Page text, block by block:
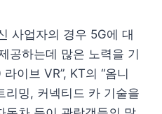
사업자의 경우 5G에 대
공하는데 많은 노력을 기
이브 VR”, KT의 “옴니
리밍, 커넥티드 카 기술을